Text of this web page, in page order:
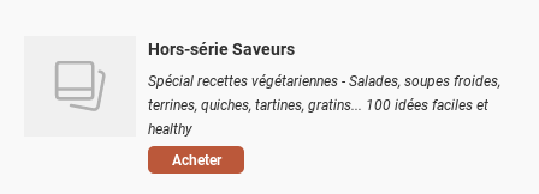
Hors-série Saveurs
Spécial recettes végétariennes - Salades, soupes froides,
terrines, quiches, tartines, gratins... 100 idées faciles et
healthy
Acheter